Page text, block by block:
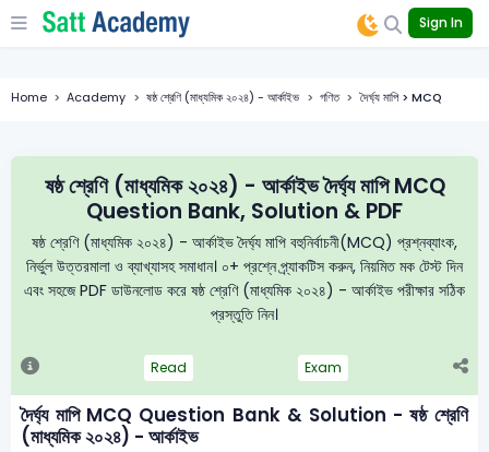
Sign In
Home Academy ষষ্ঠ শ্রেণি (মাধ্যমিক ২০২৪) - আর্কাইভ গণিত দৈর্ঘ্য মাপি > MCQ
ষষ্ঠ শ্রেণি (মাধ্যমিক ২০২৪) - আর্কাইভ দৈর্ঘ্য মাপি MCQ
Question Bank, Solution & PDF
ষষ্ঠ শ্রেণি (মাধ্যমিক ২০২৪) - আর্কাইভ দৈর্ঘ্য মাপি বহুনির্বাচনী(MCQ) প্রশ্নব্যাংক,
নির্ভুল উত্তরমালা ও ব্যাখ্যাসহ সমাধান। ০+ প্রশ্নে প্র্যাকটিস করুন, নিয়মিত মক টেস্ট দিন
এবং সহজে PDF ডাউনলোড করে ষষ্ঠ শ্রেণি (মাধ্যমিক ২০২৪) - আর্কাইভ পরীক্ষার সঠিক
প্রস্তুতি নিন।
Read Exam
দৈর্ঘ্য মাপি MCQ Question Bank & Solution - ষষ্ঠ শ্রেণি
(মাধ্যমিক ২০২৪) - আর্কাইভ